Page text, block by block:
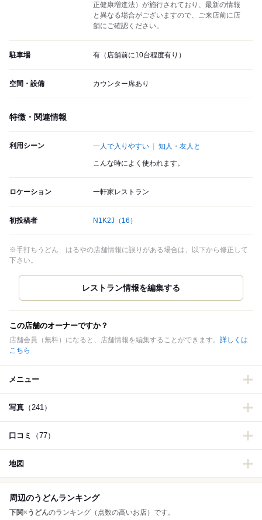
正健康増進法）が施行されており、最新の情報
と異なる場合がございますので、ご来店前に店
舗にご確認ください。
駐車場 有（店舗前に10台程度有り）
空間・設備 カウンター席あり
特徴・関連情報
利用シーン 一人で入りやすい 知人・友人と
こんな時によく使われます。
ロケーション 一軒家レストラン
初投稿者 N1K2J （16）
※手打ちうどん はるやの店舗情報に誤りがある場合は、以下から修正して
下さい。
この店舗のオーナーですか？
店舗会員（無料）になると、店舗情報を編集することができます。 詳しくは
こちら
メニュー
写真 （241）
口コミ （77）
地図
周辺のうどんランキング
下関× うどんのランキング（点数の高いお店）です。